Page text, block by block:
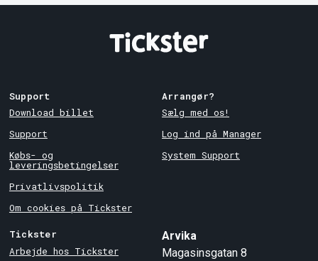
Support
Download billet
Support
Købs- og
leveringsbetingelser
Privatlivspolitik
Om cookies på Tickster
Arrangør?
Sælg med os!
Log ind på Manager
System Support
Tickster
Arbejde hos Tickster
Arvika
Magasinsgatan 8